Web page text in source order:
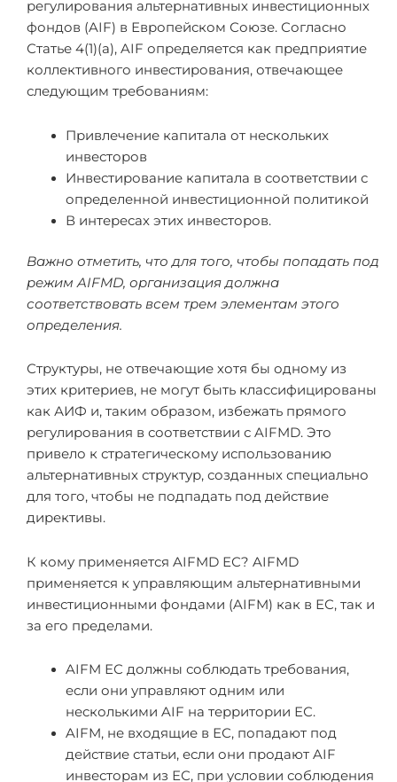
регулирования альтернативных инвестиционных
фондов (AIF) в Европейском Союзе. Согласно
Статье 4(1)(a), AIF определяется как предприятие
коллективного инвестирования, отвечающее
следующим требованиям:
Привлечение капитала от нескольких
инвесторов
Инвестирование капитала в соответствии с
определенной инвестиционной политикой
В интересах этих инвесторов.
Важно отметить, что для того, чтобы попадать под
режим AIFMD, организация должна
соответствовать всем трем элементам этого
определения.
Структуры, не отвечающие хотя бы одному из
этих критериев, не могут быть классифицированы
как АИФ и, таким образом, избежать прямого
регулирования в соответствии с AIFMD. Это
привело к стратегическому использованию
альтернативных структур, созданных специально
для того, чтобы не подпадать под действие
директивы.
К кому применяется AIFMD ЕС? AIFMD
применяется к управляющим альтернативными
инвестиционными фондами (AIFM) как в ЕС, так и
за его пределами.
AIFM ЕС должны соблюдать требования,
если они управляют одним или
несколькими AIF на территории ЕС.
AIFM, не входящие в ЕС, попадают под
действие статьи, если они продают AIF
инвесторам из ЕС, при условии соблюдения